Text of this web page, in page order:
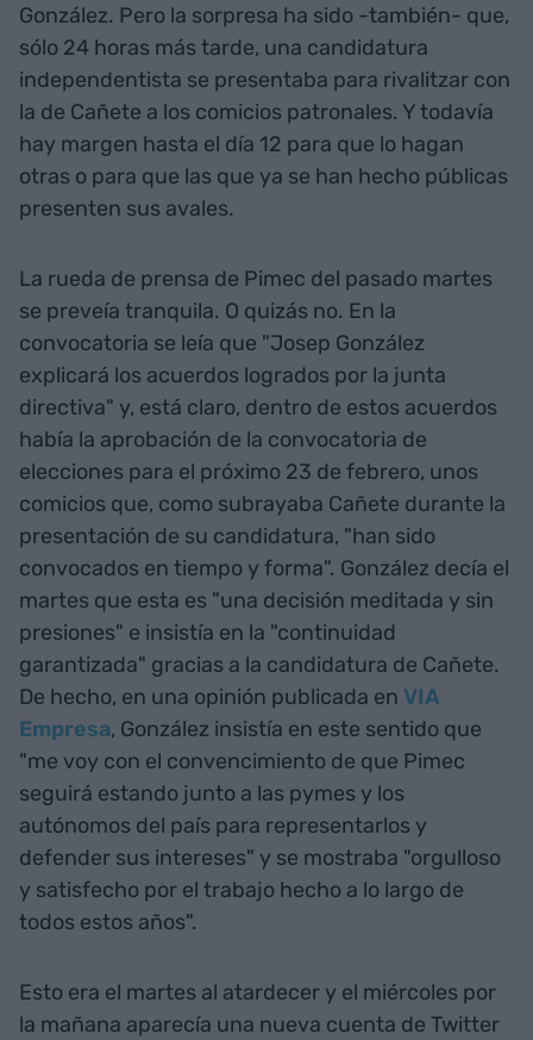
González. Pero la sorpresa ha sido -también- que,
sólo 24 horas más tarde, una candidatura
independentista se presentaba para rivalitzar con
la de Cañete a los comicios patronales. Y todavía
hay margen hasta el día 12 para que lo hagan
otras o para que las que ya se han hecho públicas
presenten sus avales.
La rueda de prensa de Pimec del pasado martes
se preveía tranquila. O quizás no. En la
convocatoria se leía que "Josep González
explicará los acuerdos logrados por la junta
directiva" y, está claro, dentro de estos acuerdos
había la aprobación de la convocatoria de
elecciones para el próximo 23 de febrero, unos
comicios que, como subrayaba Cañete durante la
presentación de su candidatura, "han sido
convocados en tiempo y forma". González decía el
martes que esta es "una decisión meditada y sin
presiones" e insistía en la "continuidad
garantizada" gracias a la candidatura de Cañete.
De hecho, en una opinión publicada en VIA
Empresa, González insistía en este sentido que
"me voy con el convencimiento de que Pimec
seguirá estando junto a las pymes y los
autónomos del país para representarlos y
defender sus intereses" y se mostraba "orgulloso
y satisfecho por el trabajo hecho a lo largo de
todos estos años".
Esto era el martes al atardecer y el miércoles por
la mañana aparecía una nueva cuenta de Twitter